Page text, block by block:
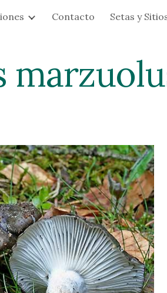
Skip to navigation
Contacto Setas y